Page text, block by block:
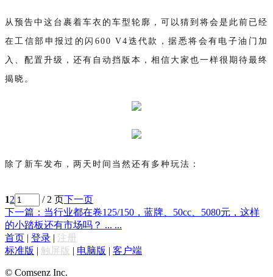
从预告中这台裹着车衣的车型轮廓，可以猜到将会是此前已经
在工信部申报过的 闪 600 V4迭代款 ，据悉将会有电子油门加
入、配置升级，还有自动挡版本，相信大家也一样很期待最终
揭晓。
除了新车发布，两天时间当然还有多种玩法 ：
12 / 2 页下一页
下一篇：当行业都在卷125/150，蓝牌、50cc、5080元，这样
的小踏板还有市场吗？ ... ...
首页 | 登录 | 注册
标准版 | 触屏版 | 电脑版 | 客户端
© Comsenz Inc.